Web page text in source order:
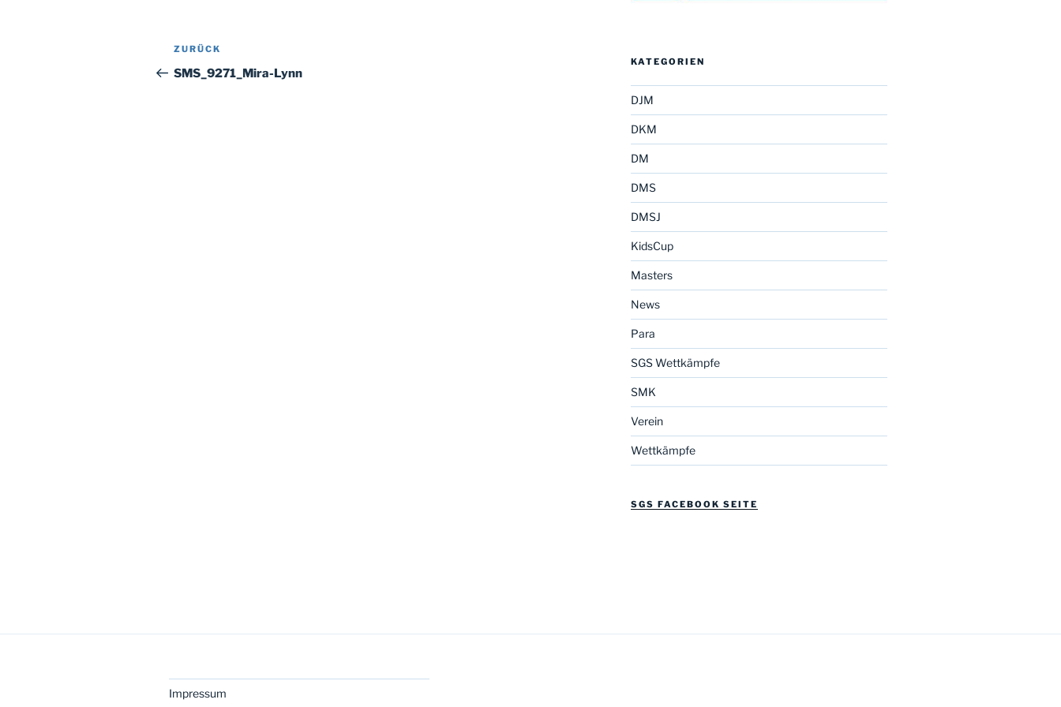
Beitragsnavigation
Vorheriger
Beitrag
ZURÜCK
SMS_9271_Mira-Lynn
KATEGORIEN
DJM
DKM
DM
DMS
DMSJ
KidsCup
Masters
News
Para
SGS Wettkämpfe
SMK
Verein
Wettkämpfe
SGS FACEBOOK SEITE
Impressum